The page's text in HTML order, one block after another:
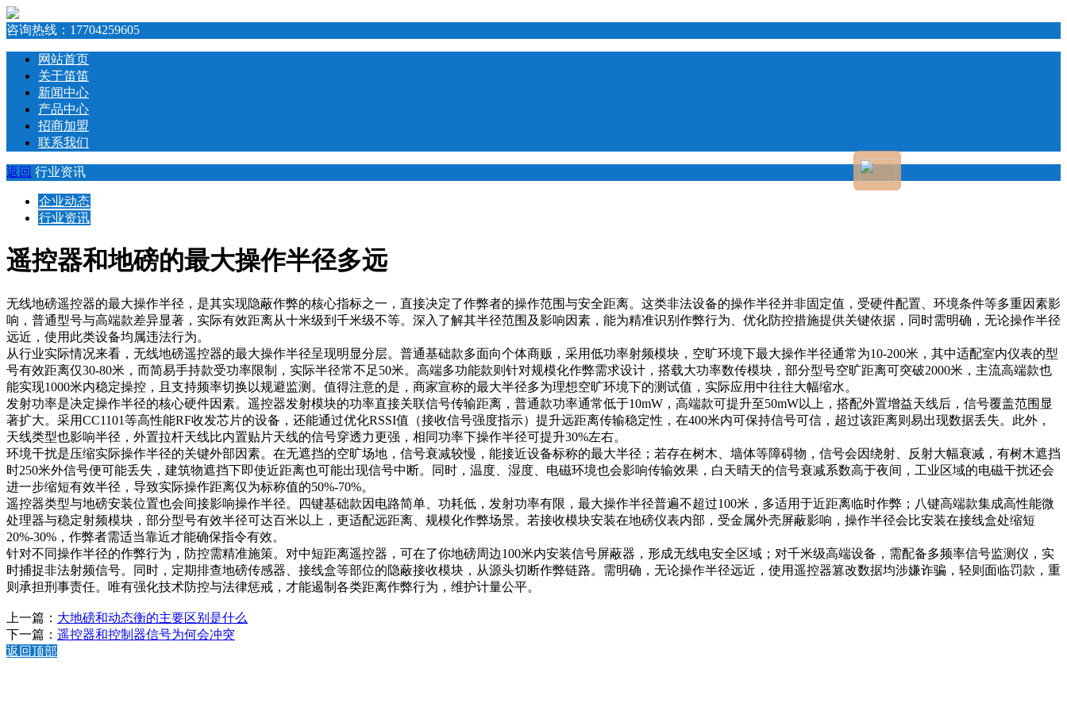
咨询热线： 17704259605
网站首页
关于笛笛
新闻中心
产品中心
招商加盟
联系我们
返回 行业资讯
企业动态
行业资讯
遥控器和地磅的最大操作半径多远
无线地磅遥控器的最大操作半径，是其实现隐蔽作弊的核心指标之一，直接决定了作弊者的操作范围与安全距离。这类非法设备的操作半径并非固定值，受硬件配置、环境条件等多重因素影
响，普通型号与高端款差异显著，实际有效距离从十米级到千米级不等。深入了解其半径范围及影响因素，能为精准识别作弊行为、优化防控措施提供关键依据，同时需明确，无论操作半径
远近，使用此类设备均属违法行为。
从行业实际情况来看，无线地磅遥控器的最大操作半径呈现明显分层。普通基础款多面向个体商贩，采用低功率射频模块，空旷环境下最大操作半径通常为10-200米，其中适配室内仪表的型
号有效距离仅30-80米，而简易手持款受功率限制，实际半径常不足50米。高端多功能款则针对规模化作弊需求设计，搭载大功率数传模块，部分型号空旷距离可突破2000米，主流高端款也
能实现1000米内稳定操控，且支持频率切换以规避监测。值得注意的是，商家宣称的最大半径多为理想空旷环境下的测试值，实际应用中往往大幅缩水。
发射功率是决定操作半径的核心硬件因素。遥控器发射模块的功率直接关联信号传输距离，普通款功率通常低于10mW，高端款可提升至50mW以上，搭配外置增益天线后，信号覆盖范围显
著扩大。采用CC1101等高性能RF收发芯片的设备，还能通过优化RSSI值（接收信号强度指示）提升远距离传输稳定性，在400米内可保持信号可信，超过该距离则易出现数据丢失。此外，
天线类型也影响半径，外置拉杆天线比内置贴片天线的信号穿透力更强，相同功率下操作半径可提升30%左右。
环境干扰是压缩实际操作半径的关键外部因素。在无遮挡的空旷场地，信号衰减较慢，能接近设备标称的最大半径；若存在树木、墙体等障碍物，信号会因绕射、反射大幅衰减，有树木遮挡
时250米外信号便可能丢失，建筑物遮挡下即使近距离也可能出现信号中断。同时，温度、湿度、电磁环境也会影响传输效果，白天晴天的信号衰减系数高于夜间，工业区域的电磁干扰还会
进一步缩短有效半径，导致实际操作距离仅为标称值的50%-70%。
遥控器类型与地磅安装位置也会间接影响操作半径。四键基础款因电路简单、功耗低，发射功率有限，最大操作半径普遍不超过100米，多适用于近距离临时作弊；八键高端款集成高性能微
处理器与稳定射频模块，部分型号有效半径可达百米以上，更适配远距离、规模化作弊场景。若接收模块安装在地磅仪表内部，受金属外壳屏蔽影响，操作半径会比安装在接线盒处缩短
20%-30%，作弊者需适当靠近才能确保指令有效。
针对不同操作半径的作弊行为，防控需精准施策。对中短距离遥控器，可在了你地磅周边100米内安装信号屏蔽器，形成无线电安全区域；对千米级高端设备，需配备多频率信号监测仪，实
时捕捉非法射频信号。同时，定期排查地磅传感器、接线盒等部位的隐蔽接收模块，从源头切断作弊链路。需明确，无论操作半径远近，使用遥控器篡改数据均涉嫌诈骗，轻则面临罚款，重
则承担刑事责任。唯有强化技术防控与法律惩戒，才能遏制各类距离作弊行为，维护计量公平。
上一篇： 大地磅和动态衡的主要区别是什么
下一篇： 遥控器和控制器信号为何会冲突
返回顶部